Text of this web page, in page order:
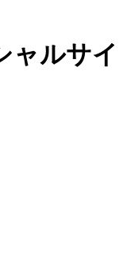
ャルサイ